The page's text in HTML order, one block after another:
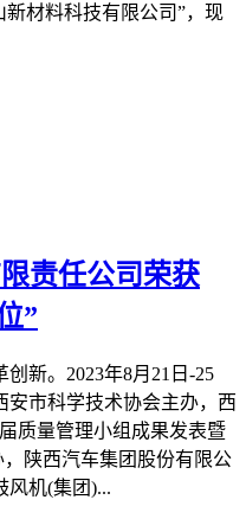
新材料科技有限公司”，现
责任公司荣获
”
新。2023年8月21日-25
安市科学技术协会主办，西
质量管理小组成果发表暨
陕西汽车集团股份有限公
风机(集团)...